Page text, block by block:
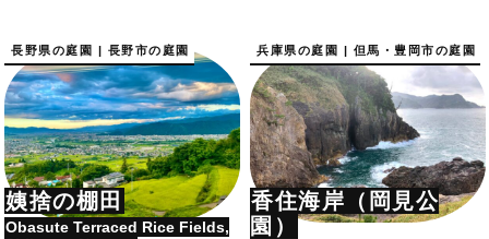
長野県の庭園 | 長野市の庭園
姨捨の棚田
Obasute Terraced Rice Fields,
兵庫県の庭園 | 但馬・豊岡市の庭園
香住海岸（岡見公
園）